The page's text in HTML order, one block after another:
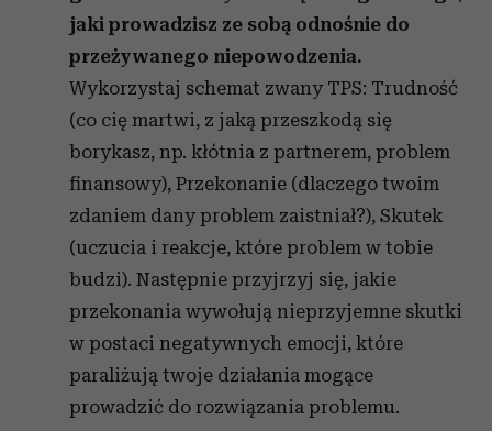
jaki prowadzisz ze sobą odnośnie do
przeżywanego niepowodzenia.
Wykorzystaj schemat zwany TPS: Trudność
(co cię martwi, z jaką przeszkodą się
borykasz, np. kłótnia z partnerem, problem
finansowy), Przekonanie (dlaczego twoim
zdaniem dany problem zaistniał?), Skutek
(uczucia i reakcje, które problem w tobie
budzi). Następnie przyjrzyj się, jakie
przekonania wywołują nieprzyjemne skutki
w postaci negatywnych emocji, które
paraliżują twoje działania mogące
prowadzić do rozwiązania problemu.